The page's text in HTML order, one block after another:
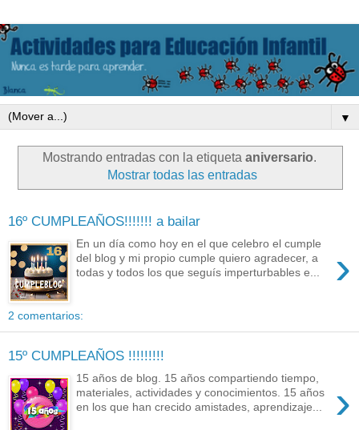
▼
Mostrando entradas con la etiqueta aniversario.
Mostrar todas las entradas
16º CUMPLEAÑOS!!!!!!! a bailar
›
En un día como hoy en el que celebro el cumple
del blog y mi propio cumple quiero agradecer, a
todas y todos los que seguís imperturbables e...
2 comentarios:
15º CUMPLEAÑOS !!!!!!!!!
›
15 años de blog. 15 años compartiendo tiempo,
materiales, actividades y conocimientos. 15 años
en los que han crecido amistades, aprendizaje...